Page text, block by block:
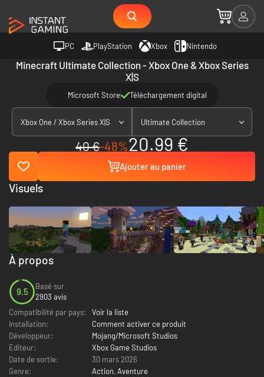
PC PlayStation Xbox Nintendo
Minecraft Ultimate Collection - Xbox One & Xbox Series
X|S
Microsoft Store Téléchargement digital
Xbox One / Xbox Series X|S Ultimate Collection
40 €-48%20.99 €
Ajouter au panier
À propos
9.5
Basé sur
2903 avis
Compatibilité par pays:
Voir la liste
Installation:
Comment activer ce produit
Développeur:
Mojang/Microsoft Studios
Editeur:
Xbox Game Studios
Date de sortie:
30 mars 2026
Genre:
Action, Aventure
Visuels